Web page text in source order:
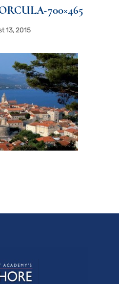
700×465
13, 2015